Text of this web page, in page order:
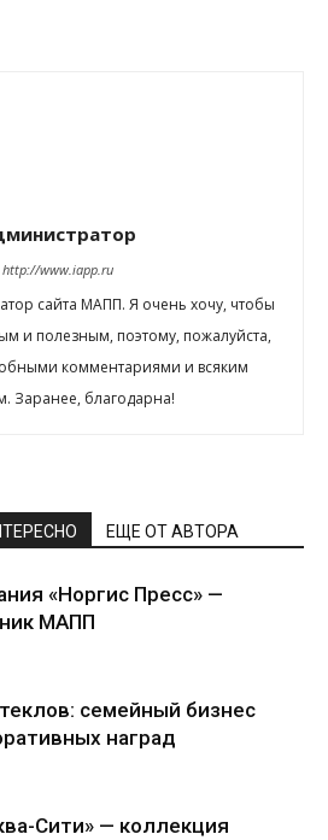
http://www.iapp.ru
сайта МАПП. Я очень хочу, чтобы
и полезным, поэтому, пожалуйста,
комментариями и всяким
Заранее, благодарна!
ЕЩЕ ОТ АВТОРА
«Норгис Пресс» —
МАПП
семейный бизнес
наград
Сити» — коллекция